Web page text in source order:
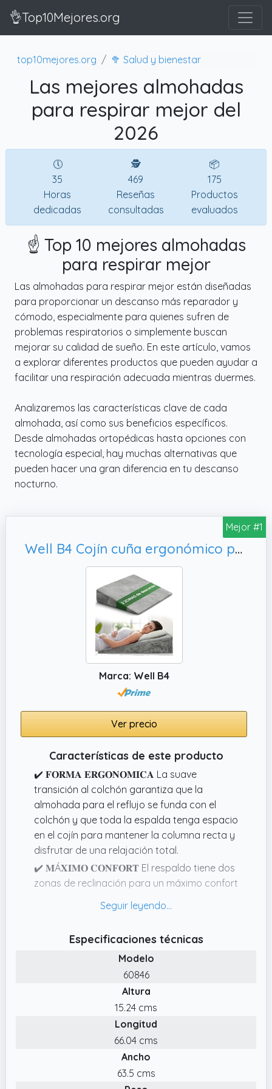
👌Top10Mejores.org
top10mejores.org 🥦 Salud y bienestar
Las mejores almohadas
para respirar mejor del
2026
🕔
35
Horas
dedicadas
🕵
469
Reseñas
consultadas
📦
175
Productos
evaluados
☝️ Top 10 mejores almohadas
para respirar mejor
Las almohadas para respirar mejor están diseñadas
para proporcionar un descanso más reparador y
cómodo, especialmente para quienes sufren de
problemas respiratorios o simplemente buscan
mejorar su calidad de sueño. En este artículo, vamos
a explorar diferentes productos que pueden ayudar a
facilitar una respiración adecuada mientras duermes.
Analizaremos las características clave de cada
almohada, así como sus beneficios específicos.
Desde almohadas ortopédicas hasta opciones con
tecnología especial, hay muchas alternativas que
pueden hacer una gran diferencia en tu descanso
nocturno.
Mejor #1
Well B4 Cojín cuña ergonómico para Cama y sofá, cómoda Almohada antirreflujo y cojín de Lectura para elevación del sueño o como Respaldo
Marca: Well B4
Ver precio
Características de este producto
✔️ 𝐅𝐎𝐑𝐌𝐀 𝐄𝐑𝐆𝐎𝐍𝐎𝐌𝐈𝐂𝐀 La suave
transición al colchón garantiza que la
almohada para el reflujo se funda con el
colchón y que toda la espalda tenga espacio
en el cojín para mantener la columna recta y
disfrutar de una relajación total.
✔️ 𝐌Á𝐗𝐈𝐌𝐎 𝐂𝐎𝐍𝐅𝐎𝐑𝐓 El respaldo tiene dos
zonas de reclinación para un máximo confort
grosores de la capa de espuma
zona de los hombros y el cuello.
✔️ 𝐒𝐔𝐀𝐕𝐄 𝐘 𝐀𝐆𝐑𝐀𝐃𝐀𝐁𝐋𝐄 El cojín de lectura
tiene una funda mullida de poliéster suave
con cremallera cosida y parte inferior
antideslizante, que se puede lavar a 40° C.
✔️ 𝐀𝐌𝐈𝐆𝐀𝐁𝐋𝐄 𝐂𝐎𝐍 𝐄𝐋 𝐌𝐄𝐃𝐈𝐎 𝐀𝐌𝐁𝐈𝐄𝐍𝐓𝐄
El medio ambiente es importante para
nosotros. Por eso transportamos el soporte
lumbar comprimida.
Especificaciones técnicas
Modelo
60846
Altura
15.24 cms
Longitud
66.04 cms
Ancho
63.5 cms